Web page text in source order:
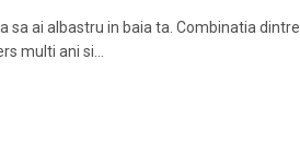
sa ai albastru in baia ta. Combinatia dintre
multi ani si…